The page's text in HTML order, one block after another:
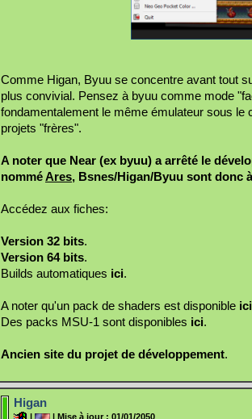
Comme Higan, Byuu se concentre avant tout
plus convivial. Pensez à byuu comme mode
fondamentalement le même émulateur sous
projets "frères".
A noter que Near (ex byuu) a arrêté le
nomméAres, Bsnes/Higan/Byuu sont donc
Accédez aux fiches:
Version 32 bits.
Version 64 bits.
Builds automatiques ici.
A noter qu'un pack de shaders est disponible ici
Des packs MSU-1 sont disponibles ici.
Ancien site du projet de développement.
Higan
| Mise à jour : 01/01/2050